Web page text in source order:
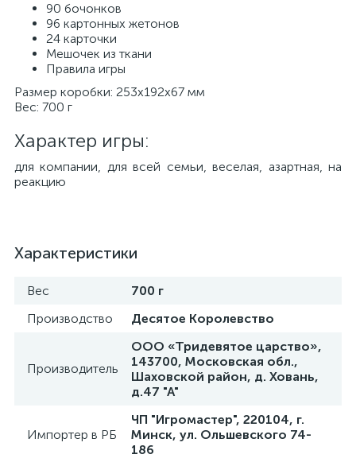
90 бочонков
96 картонных жетонов
24 карточки
Мешочек из ткани
Правила игры
Размер коробки: 253x192x67 мм
Вес: 700 г
Характер игры:
для компании, для всей семьи, веселая, азартная, на
реакцию
Характеристики
Вес
700 г
Производство
Десятое Королевство
Производитель
ООО «Тридевятое царство»,
143700, Московская обл.,
Шаховской район, д. Ховань,
д.47 "А"
Импортер в РБ
ЧП "Игромастер", 220104, г.
Минск, ул. Ольшевского 74-
186